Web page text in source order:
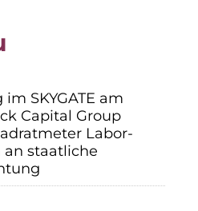
Ensemble
SKYGATE am
Capital Group
Labor-
staatliche